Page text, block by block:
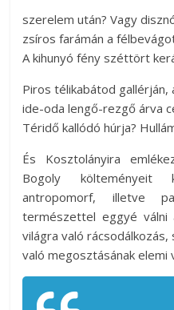
szerelem után? Vagy
zsíros farámán a
A kihunyó fény széttört
Piros télikabátod gallérján,
ide-oda lengő-rezgő árva
Téridő kallódó húrja?
És Kosztolányira
Bogoly költeményeit
antropomorf, illetve
természettel eggyé válni
világra való
való megosztásának elemi